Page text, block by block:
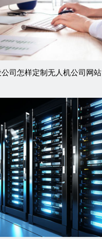
司怎样定制无人机公司网站